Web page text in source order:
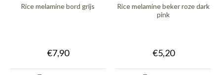
Rice melamine bord grijs
€7,90
Rice melamine beker roze dark
pink
€5,20